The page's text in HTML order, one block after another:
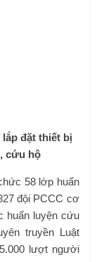
đặt thiết bị
cứu hộ
58 lớp huấn
đội PCCC cơ
huấn luyện cứu
truyền Luật
lượt người